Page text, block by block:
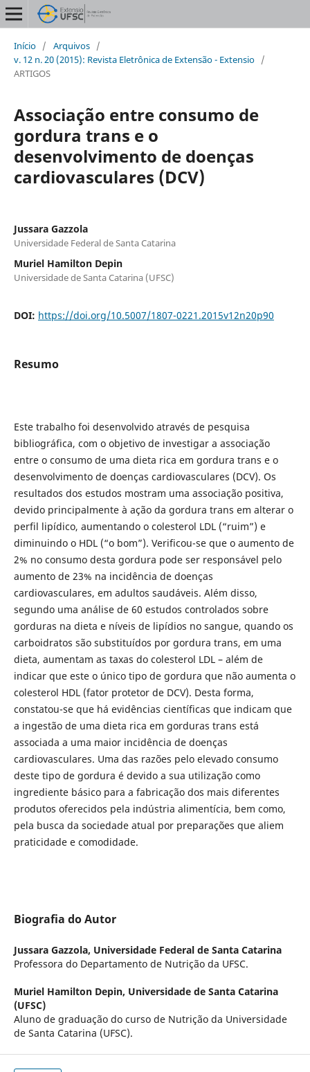
Início / Arquivos /
v. 12 n. 20 (2015): Revista Eletrônica de Extensão - Extensio /
ARTIGOS
Associação entre consumo de
gordura trans e o
desenvolvimento de doenças
cardiovasculares (DCV)
Jussara Gazzola
Universidade Federal de Santa Catarina
Muriel Hamilton Depin
Universidade de Santa Catarina (UFSC)
DOI: https://doi.org/10.5007/1807-0221.2015v12n20p90
Resumo
Este trabalho foi desenvolvido através de pesquisa
bibliográfica, com o objetivo de investigar a associação
entre o consumo de uma dieta rica em gordura trans e o
desenvolvimento de doenças cardiovasculares (DCV). Os
resultados dos estudos mostram uma associação positiva,
devido principalmente à ação da gordura trans em alterar o
perfil lipídico, aumentando o colesterol LDL (“ruim”) e
diminuindo o HDL (“o bom”). Verificou-se que o aumento de
2% no consumo desta gordura pode ser responsável pelo
aumento de 23% na incidência de doenças
cardiovasculares, em adultos saudáveis. Além disso,
segundo uma análise de 60 estudos controlados sobre
gorduras na dieta e níveis de lipídios no sangue, quando os
carboidratos são substituídos por gordura trans, em uma
dieta, aumentam as taxas do colesterol LDL – além de
indicar que este o único tipo de gordura que não aumenta o
colesterol HDL (fator protetor de DCV). Desta forma,
constatou-se que há evidências científicas que indicam que
a ingestão de uma dieta rica em gorduras trans está
associada a uma maior incidência de doenças
cardiovasculares. Uma das razões pelo elevado consumo
deste tipo de gordura é devido a sua utilização como
ingrediente básico para a fabricação dos mais diferentes
produtos oferecidos pela indústria alimentícia, bem como,
pela busca da sociedade atual por preparações que aliem
praticidade e comodidade.
Biografia do Autor
Jussara Gazzola, Universidade Federal de Santa Catarina
Professora do Departamento de Nutrição da UFSC.
Muriel Hamilton Depin, Universidade de Santa Catarina
(UFSC)
Aluno de graduação do curso de Nutrição da Universidade
de Santa Catarina (UFSC).